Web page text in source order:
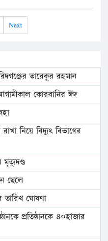
Next
তারেকুর রহমান
কোরবানির ঈদ
নিয়ে বিদ্যুৎ বিভাগের
ছেলে
ঘোষণা
প্রতিষ্ঠানকে ৪০হাজার